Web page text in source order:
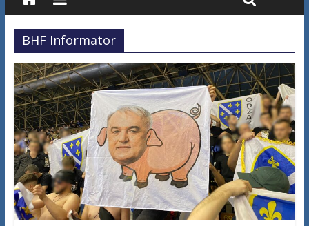
BHF Informator